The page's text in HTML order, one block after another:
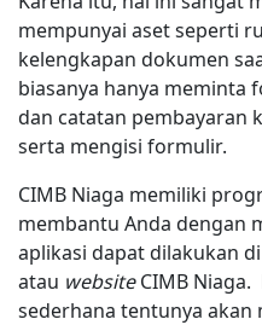
mempunyai aset seperti
kelengkapan dokumen
biasanya hanya meminta
dan catatan pembayaran
serta mengisi formulir.
CIMB Niaga memiliki
membantu Anda dengan
aplikasi dapat dilakukan
atau websiteCIMB Niaga.
sederhana tentunya akan